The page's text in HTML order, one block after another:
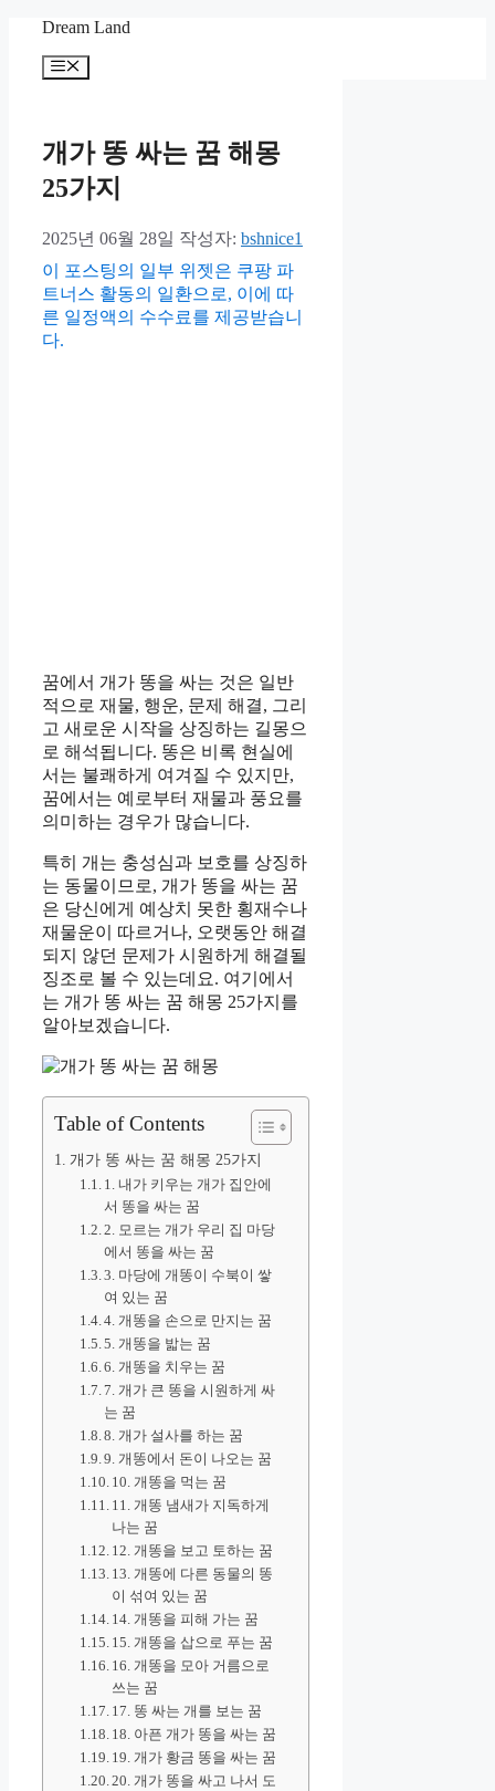
Dream Land
메
개가 똥 싸는 꿈 해몽
25가지
2025년 06월 28일 작성자: bshnice1
이 포스팅의 일부 위젯은 쿠팡 파
트너스 활동의 일환으로, 이에 따
른 일정액의 수수료를 제공받습니
다.
꿈에서 개가 똥을 싸는 것은 일반
적으로 재물, 행운, 문제 해결, 그리
고 새로운 시작을 상징하는 길몽으
로 해석됩니다. 똥은 비록 현실에
서는 불쾌하게 여겨질 수 있지만,
꿈에서는 예로부터 재물과 풍요를
의미하는 경우가 많습니다.
특히 개는 충성심과 보호를 상징하
는 동물이므로, 개가 똥을 싸는 꿈
은 당신에게 예상치 못한 횡재수나
재물운이 따르거나, 오랫동안 해결
되지 않던 문제가 시원하게 해결될
징조로 볼 수 있는데요. 여기에서
는 개가 똥 싸는 꿈 해몽 25가지를
알아보겠습니다.
Table of Contents
개가 똥 싸는 꿈 해몽 25가지
1. 내가 키우는 개가 집안에
서 똥을 싸는 꿈
2. 모르는 개가 우리 집 마당
에서 똥을 싸는 꿈
3. 마당에 개똥이 수북이 쌓
여 있는 꿈
4. 개똥을 손으로 만지는 꿈
5. 개똥을 밟는 꿈
6. 개똥을 치우는 꿈
7. 개가 큰 똥을 시원하게 싸
는 꿈
8. 개가 설사를 하는 꿈
9. 개똥에서 돈이 나오는 꿈
10. 개똥을 먹는 꿈
11. 개똥 냄새가 지독하게
나는 꿈
12. 개똥을 보고 토하는 꿈
13. 개똥에 다른 동물의 똥
이 섞여 있는 꿈
14. 개똥을 피해 가는 꿈
15. 개똥을 삽으로 푸는 꿈
16. 개똥을 모아 거름으로
쓰는 꿈
17. 똥 싸는 개를 보는 꿈
18. 아픈 개가 똥을 싸는 꿈
19. 개가 황금 똥을 싸는 꿈
20. 개가 똥을 싸고 나서 도